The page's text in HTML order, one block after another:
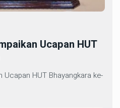
Ucapan HUT
HUT Bhayangkara ke-